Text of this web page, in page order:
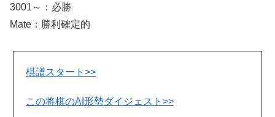
3001～：必勝
Mate：勝利確定的
棋譜スタート>>
この将棋のAI形勢ダイジェスト>>